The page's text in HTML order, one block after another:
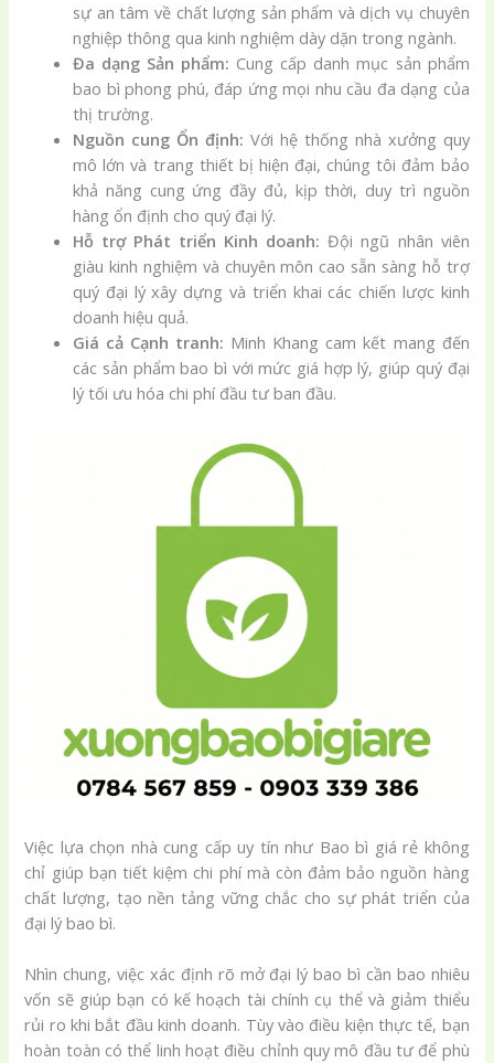
sự an tâm về chất lượng sản phẩm và dịch vụ chuyên
nghiệp thông qua kinh nghiệm dày dặn trong ngành.
Đa dạng Sản phẩm: Cung cấp danh mục sản phẩm
bao bì phong phú, đáp ứng mọi nhu cầu đa dạng của
thị trường.
Nguồn cung Ổn định: Với hệ thống nhà xưởng quy
mô lớn và trang thiết bị hiện đại, chúng tôi đảm bảo
khả năng cung ứng đầy đủ, kịp thời, duy trì nguồn
hàng ổn định cho quý đại lý.
Hỗ trợ Phát triển Kinh doanh: Đội ngũ nhân viên
giàu kinh nghiệm và chuyên môn cao sẵn sàng hỗ trợ
quý đại lý xây dựng và triển khai các chiến lược kinh
doanh hiệu quả.
Giá cả Cạnh tranh: Minh Khang cam kết mang đến
các sản phẩm bao bì với mức giá hợp lý, giúp quý đại
lý tối ưu hóa chi phí đầu tư ban đầu.
Việc lựa chọn nhà cung cấp uy tín như Bao bì giá rẻ không
chỉ giúp bạn tiết kiệm chi phí mà còn đảm bảo nguồn hàng
chất lượng, tạo nền tảng vững chắc cho sự phát triển của
đại lý bao bì.
Nhìn chung, việc xác định rõ mở đại lý bao bì cần bao nhiêu
vốn sẽ giúp bạn có kế hoạch tài chính cụ thể và giảm thiểu
rủi ro khi bắt đầu kinh doanh. Tùy vào điều kiện thực tế, bạn
hoàn toàn có thể linh hoạt điều chỉnh quy mô đầu tư để phù